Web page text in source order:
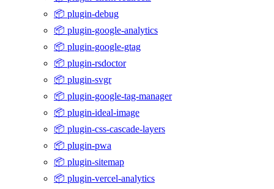
📦 plugin-debug
📦 plugin-google-analytics
📦 plugin-google-gtag
📦 plugin-rsdoctor
📦 plugin-svgr
📦 plugin-google-tag-manager
📦 plugin-ideal-image
📦 plugin-css-cascade-layers
📦 plugin-pwa
📦 plugin-sitemap
📦 plugin-vercel-analytics